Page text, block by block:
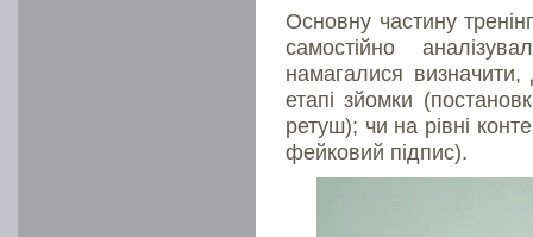
Основну частину
самостійно
намагалися
етапі зйомки
ретуш); чи на рівні
фейковий підпис).